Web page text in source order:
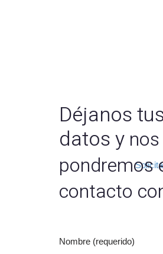
Peeling Químico
Mesoterapia 150 €
Déjanos
datos y nos
pondremos
contacto
Nombre (requerido)